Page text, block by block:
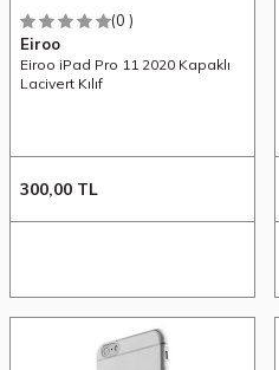
(0 )
Eiroo
Eiroo iPad Pro 11 2020 Kapaklı
Lacivert Kılıf
300,00 TL